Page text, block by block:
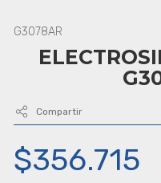
G3078AR
Compartir
$356.715